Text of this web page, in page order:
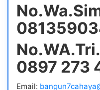
0897 273
Email: